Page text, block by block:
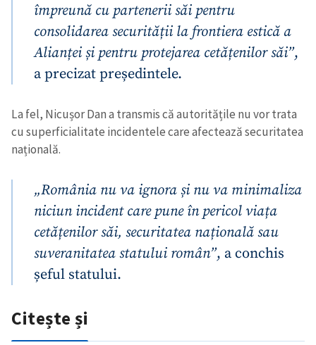
împreună cu partenerii săi pentru
consolidarea securității la frontiera estică a
Alianței și pentru protejarea cetățenilor săi”,
a precizat președintele.
La fel, Nicușor Dan a transmis că autoritățile nu vor trata
cu superficialitate incidentele care afectează securitatea
națională.
„România nu va ignora și nu va minimaliza
niciun incident care pune în pericol viața
cetățenilor săi, securitatea națională sau
suveranitatea statului român”, a conchis
șeful statului.
Citește și